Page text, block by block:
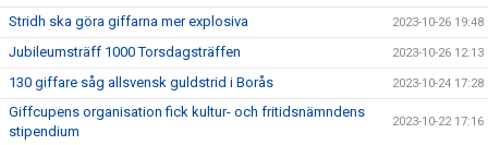
Stridh ska göra giffarna mer explosiva 2023-10-26 19:48
Jubileumsträff 1000 Torsdagsträffen 2023-10-26 12:13
130 giffare såg allsvensk guldstrid i Borås 2023-10-24 17:28
Giffcupens organisation fick kultur- och fritidsnämndens
stipendium
2023-10-22 17:16